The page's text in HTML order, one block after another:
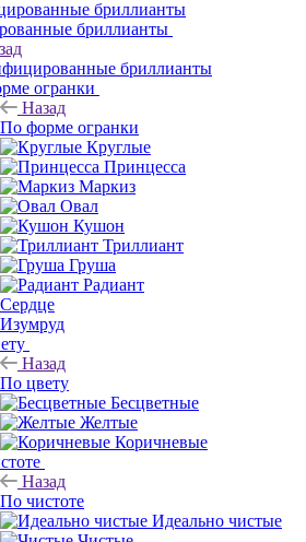
бриллианты
бриллианты
огранки
Назад
По форме огранки
Круглые
Принцесса
Маркиз
Овал
Кушон
Триллиант
Груша
Радиант
Сердце
Изумруд
Назад
По цвету
Бесцветные
Желтые
Коричневые
Назад
По чистоте
Идеально чистые